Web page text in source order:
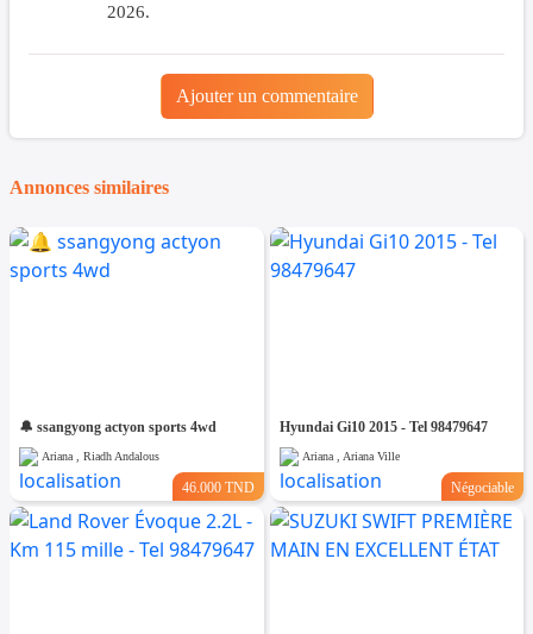
2026.
Ajouter un commentaire
Annonces similaires
🔔 ssangyong actyon sports 4wd
Ariana , Riadh Andalous
46.000 TND
Hyundai Gi10 2015 - Tel 98479647
Ariana , Ariana Ville
Négociable